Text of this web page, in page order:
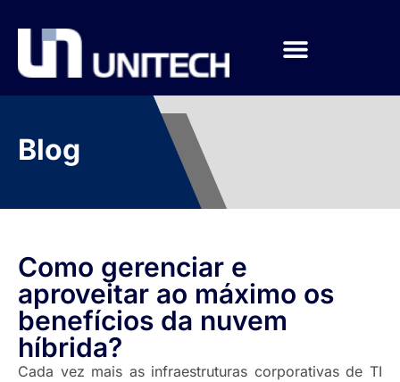
Blog
Como gerenciar e
aproveitar ao máximo os
benefícios da nuvem
híbrida?
Cada vez mais as infraestruturas corporativas de TI